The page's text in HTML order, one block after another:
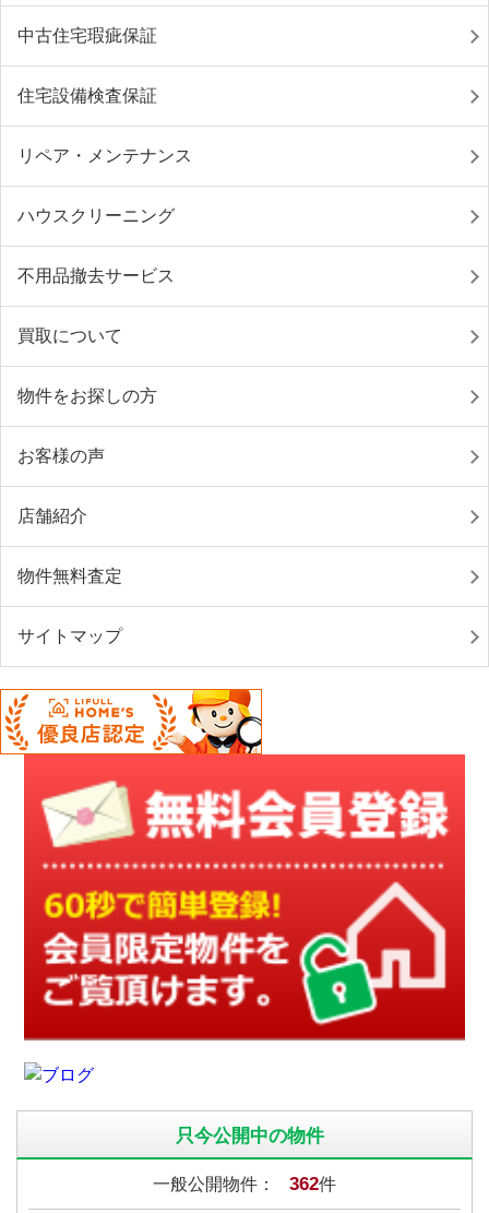
中古住宅瑕疵保証
住宅設備検査保証
リペア・メンテナンス
ハウスクリーニング
不用品撤去サービス
買取について
物件をお探しの方
お客様の声
店舗紹介
物件無料査定
サイトマップ
只今公開中の物件
一般公開物件： 362件